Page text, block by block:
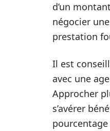
d’un
négocier
prestation
Il est
avec une
Approcher
s’avérer